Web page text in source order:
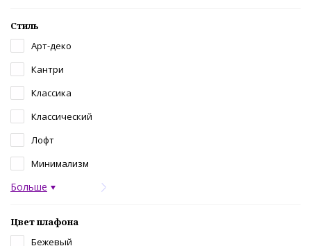
Стиль
Арт-деко
Кантри
Классика
Классический
Лофт
Минимализм
Больше
Цвет плафона
Бежевый